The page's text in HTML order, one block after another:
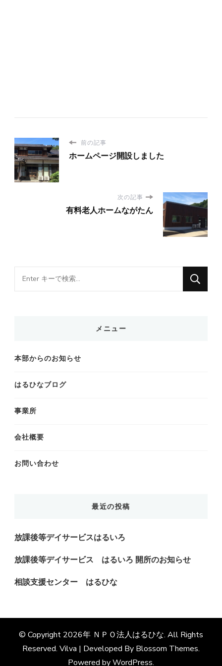
前の記事
ホームページ開設しました
次の記事
有料老人ホームながたん
に
で
す
?
メニュー
本部からのお知らせ
はるひなブログ
事業所
会社概要
お問い合わせ
最近の投稿
放課後等デイサービスはるいろ
放課後等デイサービス はるいろ 開所のお知らせ
相談支援センター はるひな
© Copyright 2026年 ＮＰＯ法人はるひな. All Rights
Reserved. Vilva | Developed By Blossom Themes.
Powered byWordPress.